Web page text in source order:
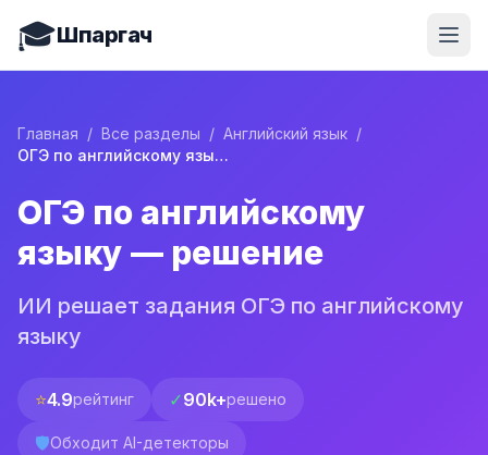
🎓Шпаргач
Главная / Все разделы / Английский язык /
ОГЭ по английскому языку — решение
ОГЭ по английскому
языку — решение
ИИ решает задания ОГЭ по английскому
языку
⭐4.9рейтинг ✓90k+решено
🛡️Обходит AI-детекторы